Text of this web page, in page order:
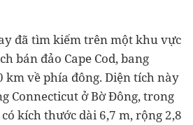
đã tìm kiếm trên một khu vực
bán đảo Cape Cod, bang
km về phía đông. Diện tích này
Connecticut ở Bờ Đông, trong
kích thước dài 6,7 m, rộng 2,8